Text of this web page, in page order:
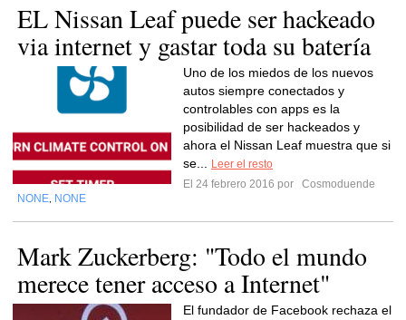
EL Nissan Leaf puede ser hackeado
via internet y gastar toda su batería
Uno de los miedos de los nuevos
autos siempre conectados y
controlables con apps es la
posibilidad de ser hackeados y
ahora el Nissan Leaf muestra que si
se...
Leer el resto
El 24 febrero 2016 por
Cosmoduende
NONE NONE
Mark Zuckerberg: "Todo el mundo
merece tener acceso a Internet"
El fundador de Facebook rechaza el